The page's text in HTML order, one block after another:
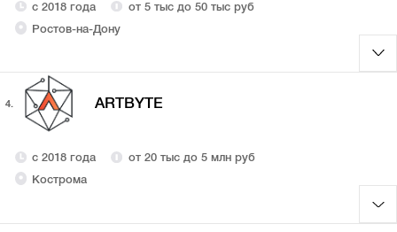
с 2018 года
от 5 тыс до 50 тыс руб
Ростов-на-Дону
4. ARTBYTE
с 2018 года
от 20 тыс до 5 млн руб
Кострома